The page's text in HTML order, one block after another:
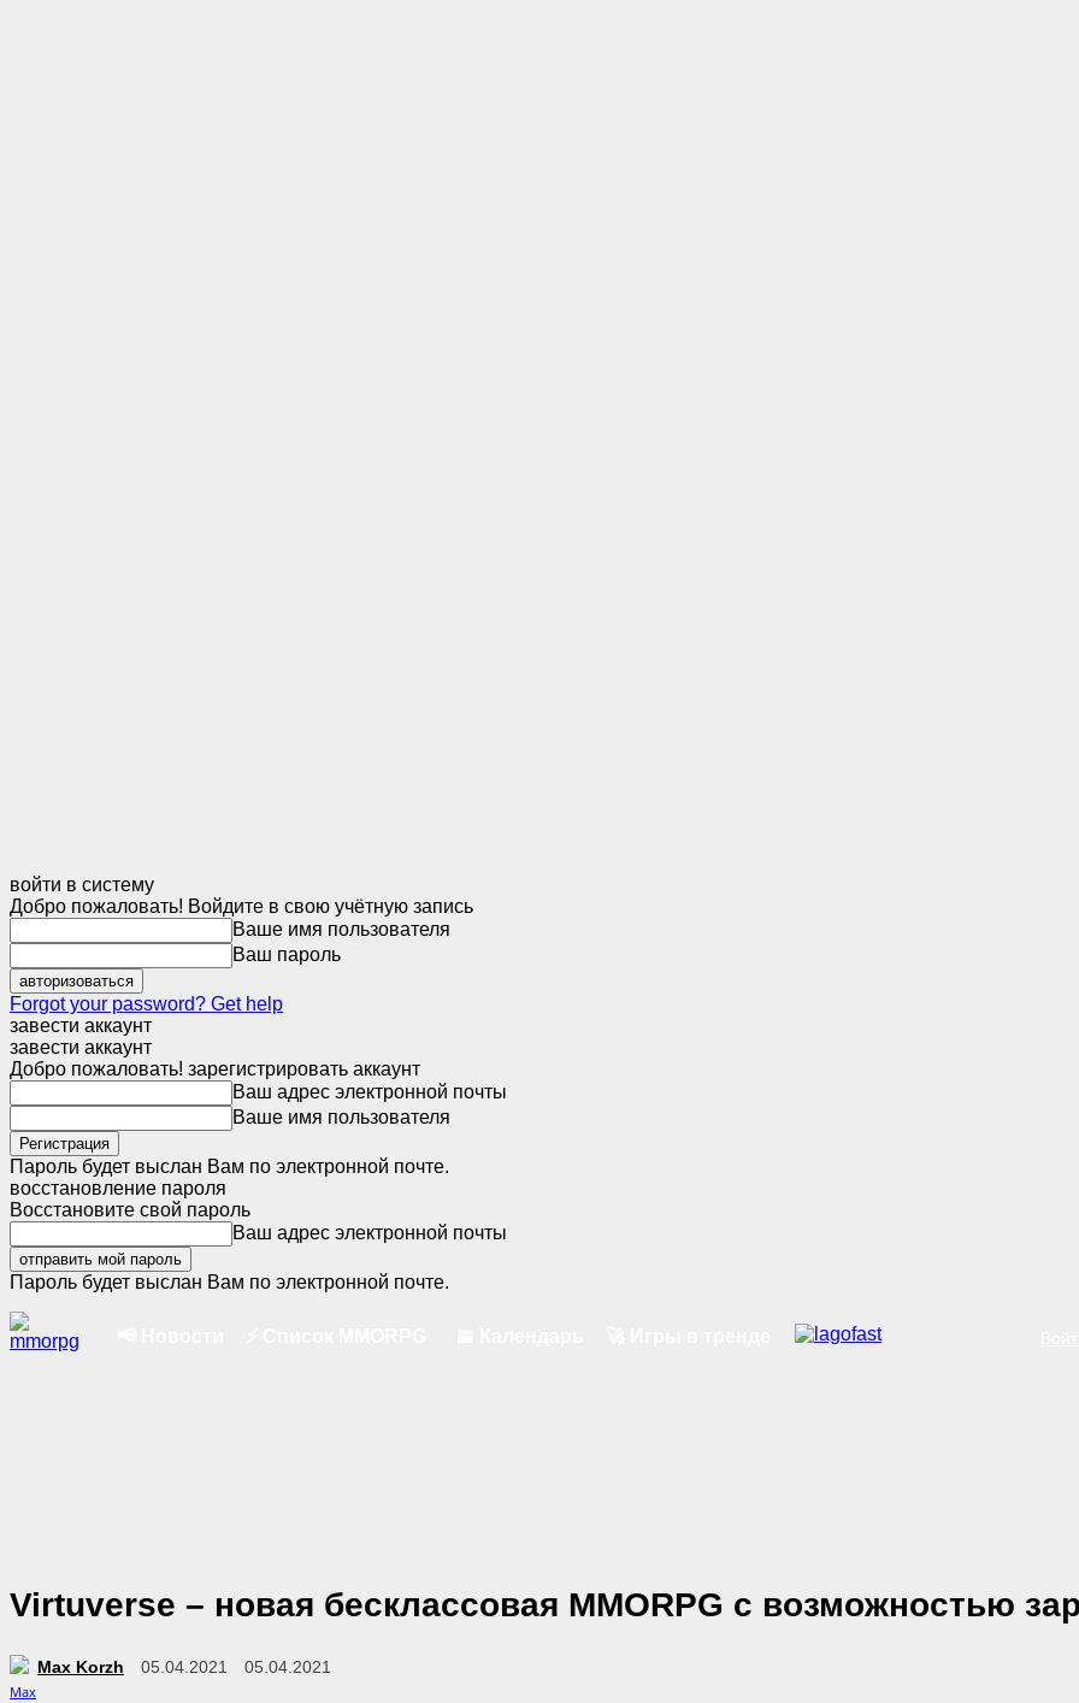
войти в систему
Добро пожаловать! Войдите в свою учётную запись
Ваше имя пользователя
Ваш пароль
Forgot your password? Get help
завести аккаунт
завести аккаунт
Добро пожаловать! зарегистрировать аккаунт
Ваш адрес электронной почты
Ваше имя пользователя
Пароль будет выслан Вам по электронной почте.
восстановление пароля
Восстановите свой пароль
Ваш адрес электронной почты
Пароль будет выслан Вам по электронной почте.
Virtuverse – новая бесклассовая MMORPG с возможностью
Max Korzh 05.04.2021 05.04.2021